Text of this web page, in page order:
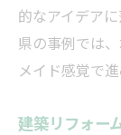
的なアイデア
県の事例では
メイド感覚で
建築リフォー